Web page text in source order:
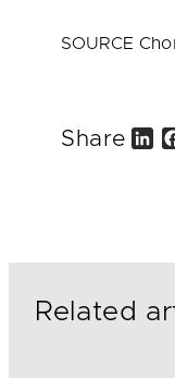
SOURCE
Share
Related